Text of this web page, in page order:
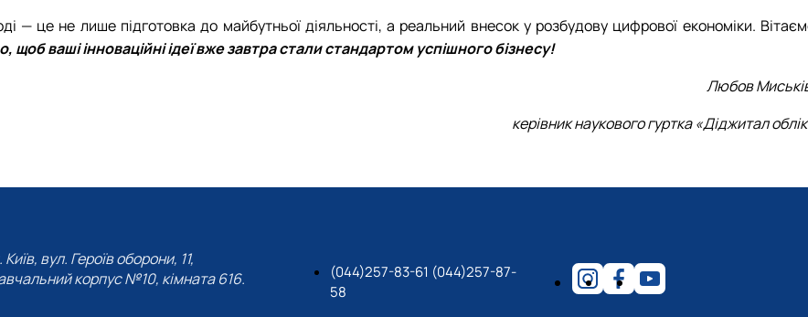
— це не лише підготовка до майбутньої діяльності, а реальний внесок у розбудову цифрової економіки.
щоб ваші інноваційні ідеї вже завтра стали стандартом успішного бізнесу!
Любов
керівник наукового гуртка «Діджитал
Київ, вул. Героїв оборони, 11,
корпус №10, кімната 616.
(044)257-83-61 (044)257-87-
58